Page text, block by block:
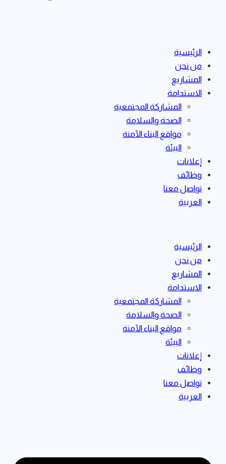
الرئيسية
من نحن
المشاريع
الاستدامة
المشاركة المجتمعية
الصحة والسلامة
مواقع البناء الآمنة
البيئة
إعلانات
وظائف
تواصل معنا
العربية
الرئيسية
من نحن
المشاريع
الاستدامة
المشاركة المجتمعية
الصحة والسلامة
مواقع البناء الآمنة
البيئة
إعلانات
وظائف
تواصل معنا
العربية